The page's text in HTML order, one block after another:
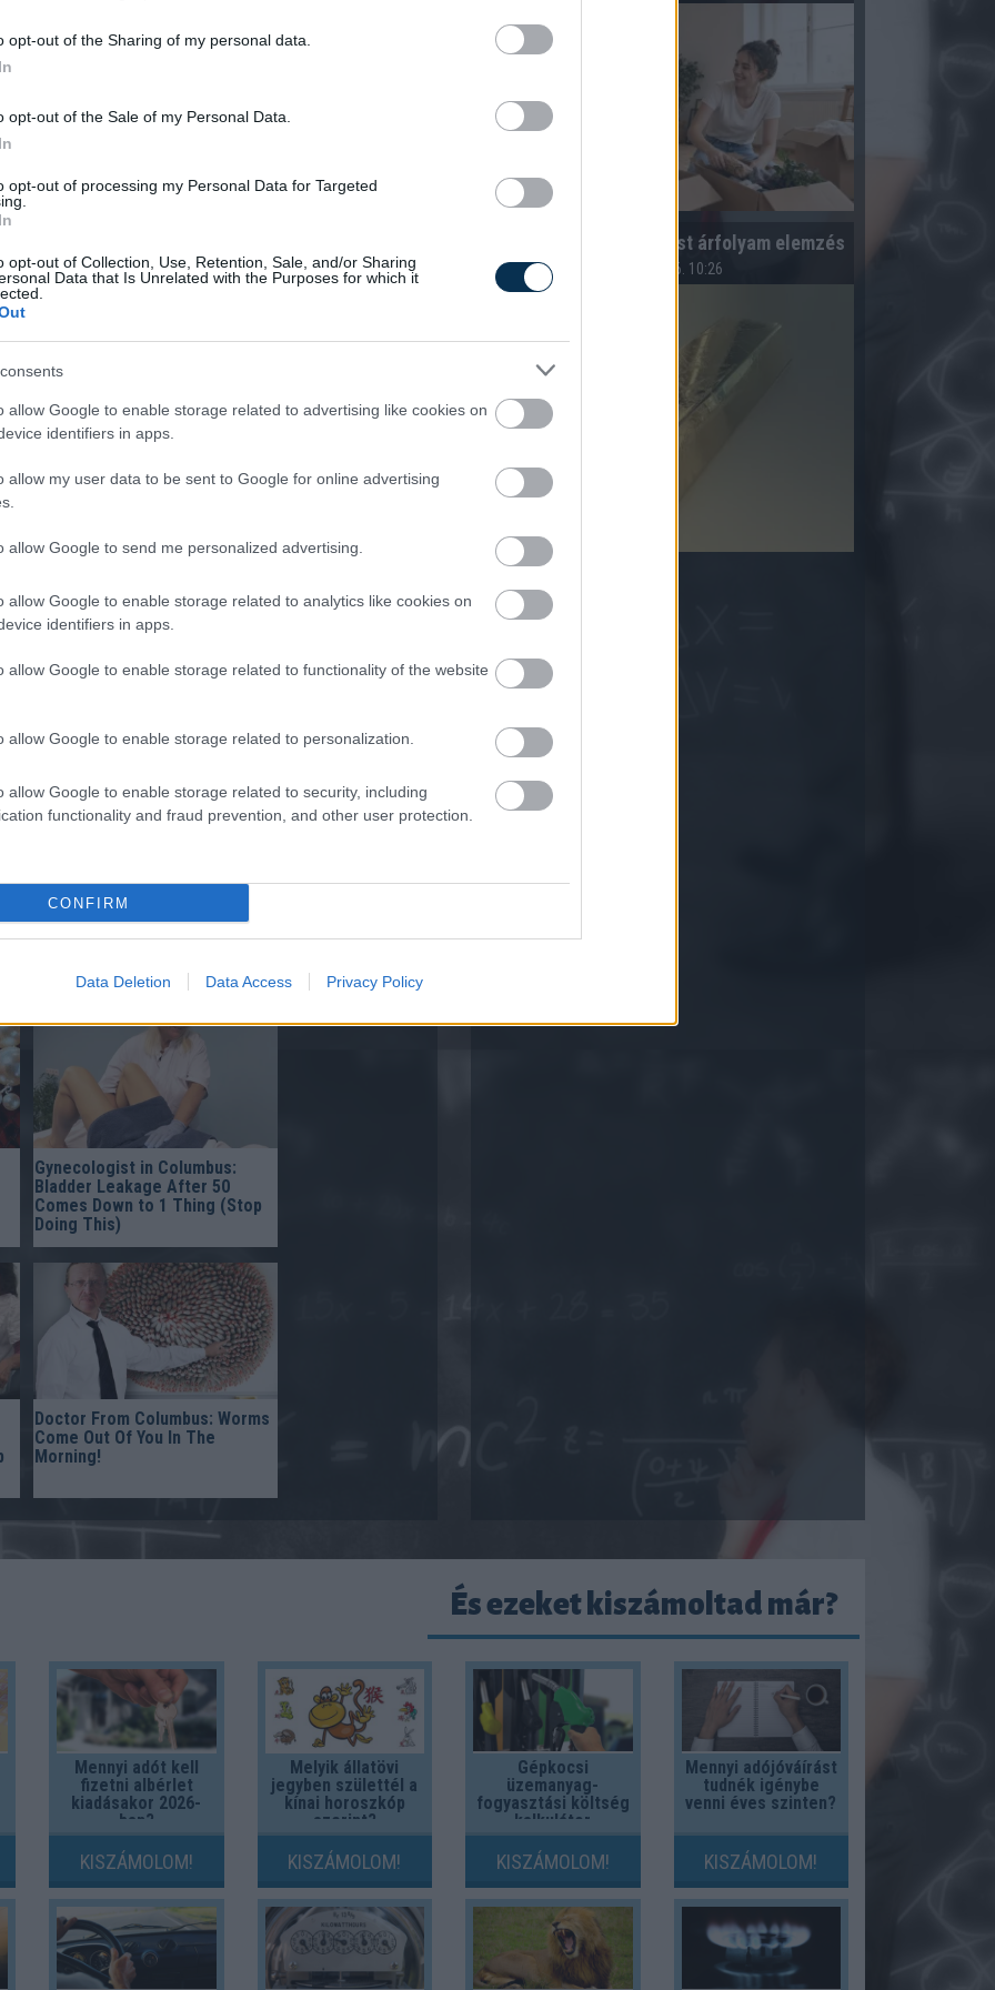
opt-out of the Sharing of my personal data.
opt-out of the Sale of my Personal Data.
opt-out of processing my Personal Data for Targeted
opt-out of Collection, Use, Retention, Sale, and/or Sharing
Data that Is Unrelated with the Purposes for which it
allow Google to enable storage related to advertising like cookies on
identifiers in apps.
allow my user data to be sent to Google for online advertising
allow Google to send me personalized advertising.
allow Google to enable storage related to analytics like cookies on
identifiers in apps.
allow Google to enable storage related to functionality of the website
allow Google to enable storage related to personalization.
allow Google to enable storage related to security, including
functionality and fraud prevention, and other user protection.
CONFIRM
Data Deletion Data Access Privacy Policy
a Syntax nemcsak a
évente több millió dolláros
Bayern HR-folyamatait tették
és az
Az SAP SuccessFactors és generatív
a klub automatizált
és személyre szabott karrierfejlesztési
az adminisztratív terheket
munkatársai – akár a pályán kívül
területek: egyre
gazdagodott. Az alkalmazás
és elérhető az SAP Mobile Start
bárhol, bármikor használhatják
és iPad felhasználók számára Joule
így Siri közvetlenül kommunikálhat
Joule új elemző képességekkel bővült,
az SAP alkalmazásokban. Ezen
van a Microsoft 365 Copilottal is, amely
között.
Should Stop Eating Right Now
Gynecologist in Columbus:
Bladder Leakage After 50
Comes Down to 1 Thing (Stop
Doing This)
Doctor From Columbus: Worms
Come Out Of You In The
Morning!
Arany árfolyam és ezüst árfolyam elemzés
2026.08.06. 10:26
És ezeket kiszámoltad már?
Mennyi adót kell
fizetni albérlet
kiadásakor 2026-
ban?
KISZÁMOLOM!
Melyik állatövi
jegyben születtél a
kínai horoszkóp
szerint?
KISZÁMOLOM!
Gépkocsi
üzemanyag-
fogyasztási költség
kalkulátor
KISZÁMOLOM!
Mennyi adójóváírást
tudnék igénybe
venni éves szinten?
KISZÁMOLOM!